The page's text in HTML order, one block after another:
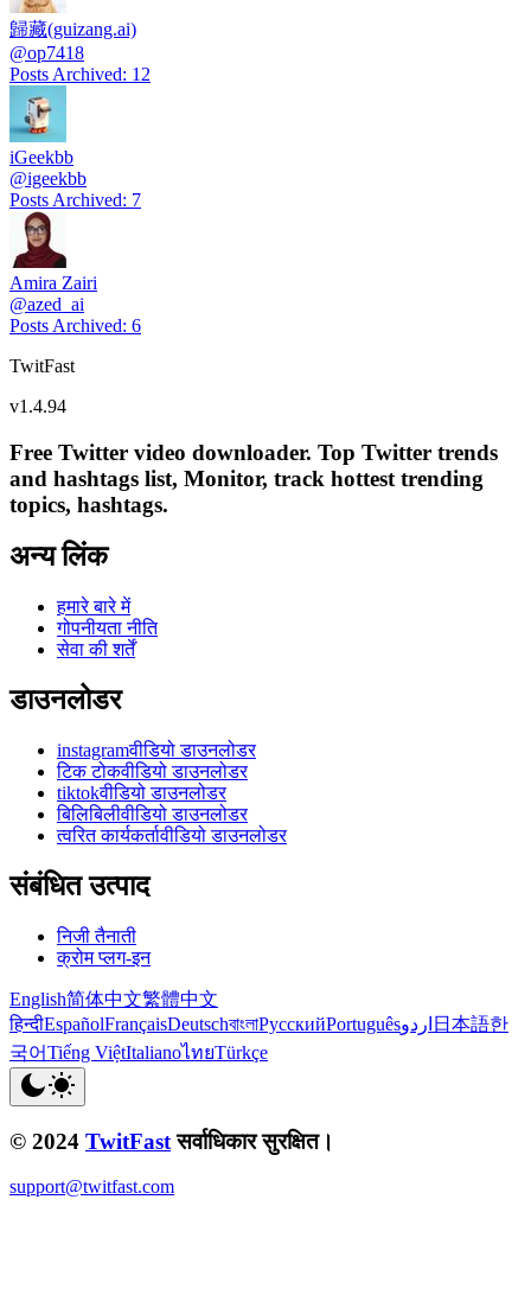
歸藏(guizang.ai)
@op7418
Posts Archived: 12
iGeekbb
@igeekbb
Posts Archived: 7
Amira Zairi
@azed_ai
Posts Archived: 6
TwitFast
v1.4.94
Free Twitter video downloader. Top Twitter trends
and hashtags list, Monitor, track hottest trending
topics, hashtags.
अन्य लिंक
हमारे बारे में
गोपनीयता नीति
सेवा की शर्तें
डाउनलोडर
instagramवीडियो डाउनलोडर
टिक टोकवीडियो डाउनलोडर
tiktokवीडियो डाउनलोडर
बिलिबिलीवीडियो डाउनलोडर
त्वरित कार्यकर्तावीडियो डाउनलोडर
संबंधित उत्पाद
निजी तैनाती
क्रोम प्लग-इन
English简体中文繁體中文
हिन्दीEspañolFrançaisDeutschবাংলাРусскийPortuguêsاردو 日本語한
국어Tiếng ViệtItalianoไทยTürkçe
© 2024 TwitFast सर्वाधिकार सुरक्षित।
support@twitfast.com